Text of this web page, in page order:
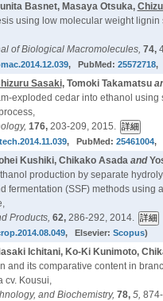
Basnet, Masaya Otsuka,
using low molecular weight
of Biological Macromolecules, 74,
, PubMed: 25572718,
Sasaki, Tomoki Takamatsu
exploded cedar into ethanol
176, 203-209, 2015.
, PubMed: 25461004,
Kushiki, Chikako Asadaand
production by separate
fermentation (SSF) methods using
Products, 62, 286-292, 2014.
, Elsevier: Scopus)
Ichitani, Ko-Ki Kunimoto,
and its comparative content in
cv. Kousui,
and Biochemistry, 78, 5,